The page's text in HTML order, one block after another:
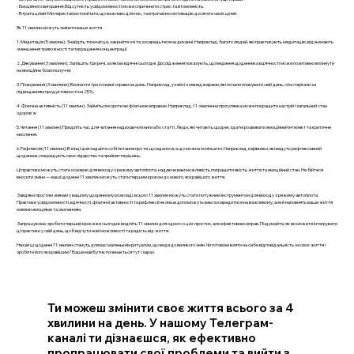
- Емоційного вигорання: Відсутність усвідомленості може спричинити стрес та втомленість.
- Втрата цілей: Ми перестаємо помічати, що важливо для нас, та втрачаємо мотивацію досягати своїх цілей.
Як 11 хвилин можуть змінити ваше життя
1. Медитація (5 хвилин): Знайдіть тихе місце, закрийте очі та зосередьтеся на диханні. Наприклад, багато людей, які практикують медитацію, відзначають
зменшення тривожності та покращення концентрації.
2. Дякування (3 хвилини): Запишіть три речі, за які ви вдячні сьогодні. Дослідження показують, що ведення щоденника вдячності може позитивно вплинути
на емоційне благополуччя.
3. Планування (3 хвилини): Визначте три основні справи на день. Наприклад, у кейсі з менеджерами, які почали планувати свій день, спостерігали за
підвищенням продуктивності на 25%.
4. Фізична активність (11 хвилин): Займіться короткою фізичною вправою. Наприклад, 11-хвилинна прогулянка може покращити настрій і загальний стан
здоров'я.
5. Читання (11 хвилин): Приділіть час для читання надихаючої книги або статті. Люди, які читають щодня, здатні розвивати емоційний інтелект та критичне
мислення.
6. Рефлексія (11 хвилин): В кінці дня задайте собі питання про те, що вдалося, а що можна поліпшити. Наприклад, керівники, які ведуть рефлексивний
щоденник, покращують своє лідерство та прийняття рішень.
Ці практики можуть стати основою для виходу з режиму автопілота, надаючи вам можливість покращити якість життя та емоційний стан. Не бійтеся
вносити зміни — ваші щоденні 11 хвилин можуть стати першим кроком до нового, яскравішого життя.
Завдяки простим змінам у вашому щоденному розкладі, всього 11 хвилин можуть стати потужним інструментом для виходу з режиму автопілота.
Практики усвідомленості, вдячності, фізичної активності та рефлексії не лише допоможуть вам зосередитися на важливому, але й наповнять ваше життя
новими емоціями та значенням.
Запрошую вас зробити перший крок вже сьогодні: виділіть 11 хвилин для одного з цих простих, але ефективних вправ. Подумайте, як ви можете інтегрувати
ці практики у свій день, щоб відчути нові можливості та радість від життя.
Нехай ці щоденні 11 хвилин стануть для вас маленьким ритуалом, що веде до великого змін. Чи готові ви взяти на себе відповідальність за своє життя і
зробити його яскравішим? Ваше майбутнє починається тут і зараз
Ти можеш змінити своє життя всього за 4
хвилини на день. У нашому Телеграм-
каналі ти дізнаєшся, як ефективно